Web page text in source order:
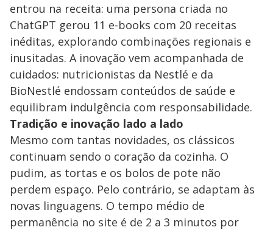
entrou na receita: uma persona criada no
ChatGPT gerou 11 e-books com 20 receitas
inéditas, explorando combinações regionais e
inusitadas. A inovação vem acompanhada de
cuidados: nutricionistas da Nestlé e da
BioNestlé endossam conteúdos de saúde e
equilibram indulgência com responsabilidade.
Tradição e inovação lado a lado
Mesmo com tantas novidades, os clássicos
continuam sendo o coração da cozinha. O
pudim, as tortas e os bolos de pote não
perdem espaço. Pelo contrário, se adaptam às
novas linguagens. O tempo médio de
permanência no site é de 2 a 3 minutos por